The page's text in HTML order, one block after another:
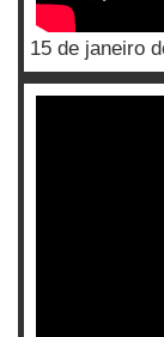
15 de janeiro